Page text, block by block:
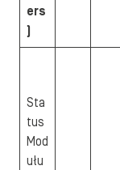
ers
)
Sta
tus
Mod
ułu